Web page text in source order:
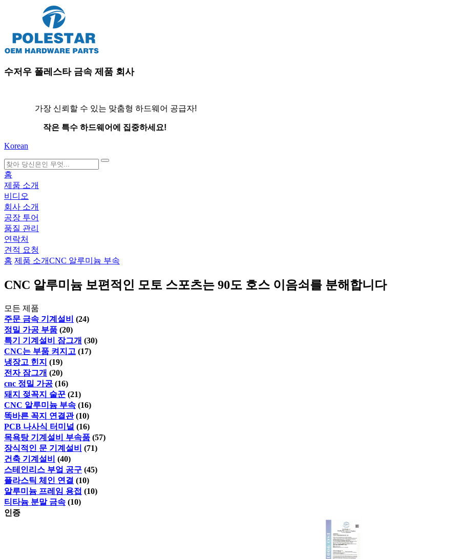
수저우 폴레스타 금속 제품 회사
가장 신뢰할 수 있는 맞춤형 하드웨어 공급자!
작은 특수 하드웨어에 집중하세요!
Korean
search
홈
제품 소개
비디오
회사 소개
공장 투어
품질 관리
연락처
견적 요청
홈 제품 소개CNC 알루미늄 부속
CNC 알루미늄 보편적인 모토 스포츠는 90도 호스 이음쇠를 분해합니다
모든 제품
주문 금속 기계설비 (24)
정밀 가공 부품 (20)
특기 기계설비 잠그개 (30)
CNC는 부품 켜지고 (17)
냉장고 힌지 (19)
전자 잠그개 (20)
cnc 정밀 가공 (16)
돼지 젖꼭지 술꾼 (21)
CNC 알루미늄 부속 (16)
똑바른 꼭지 연결관 (10)
PCB 나사식 터미널 (16)
목욕탕 기계설비 부속품 (57)
장식적인 문 기계설비 (71)
건축 기계설비 (40)
스테인리스 부엌 공구 (45)
플라스틱 체인 연결 (10)
알루미늄 프레임 용접 (10)
티타늄 분말 금속 (10)
인증